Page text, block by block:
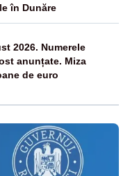
în Dunăre
2026. Numerele
anunțate. Miza
de euro